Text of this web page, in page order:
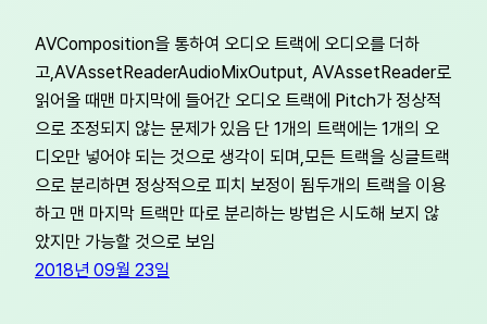
AVComposition을 통하여 오디오 트랙에 오디오를 더하
고,AVAssetReaderAudioMixOutput, AVAssetReader로
읽어올 때맨 마지막에 들어간 오디오 트랙에 Pitch가 정상적
으로 조정되지 않는 문제가 있음 단 1개의 트랙에는 1개의 오
디오만 넣어야 되는 것으로 생각이 되며,모든 트랙을 싱글트랙
으로 분리하면 정상적으로 피치 보정이 됨두개의 트랙을 이용
하고 맨 마지막 트랙만 따로 분리하는 방법은 시도해 보지 않
았지만 가능할 것으로 보임
2018년 09월 23일